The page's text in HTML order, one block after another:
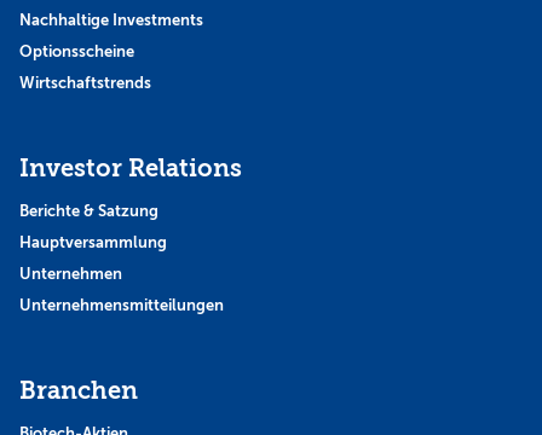
Nachhaltige Investments
Optionsscheine
Wirtschaftstrends
Investor Relations
Berichte & Satzung
Hauptversammlung
Unternehmen
Unternehmensmitteilungen
Branchen